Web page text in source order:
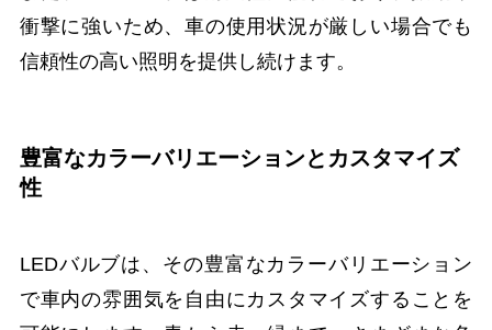
衝撃に強いため、車の使用状況が厳しい場合でも
信頼性の高い照明を提供し続けます。
豊富なカラーバリエーションとカスタマイズ
性
LEDバルブは、その豊富なカラーバリエーション
で車内の雰囲気を自由にカスタマイズすることを